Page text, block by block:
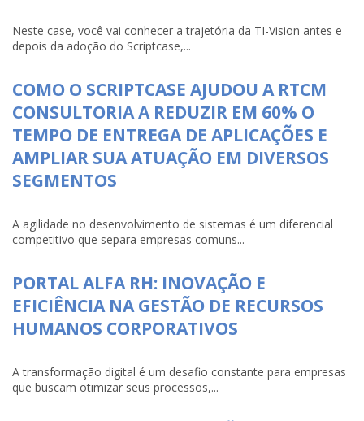
Neste case, você vai conhecer a trajetória da TI-Vision antes e
depois da adoção do Scriptcase,...
COMO O SCRIPTCASE AJUDOU A RTCM
CONSULTORIA A REDUZIR EM 60% O
TEMPO DE ENTREGA DE APLICAÇÕES E
AMPLIAR SUA ATUAÇÃO EM DIVERSOS
SEGMENTOS
A agilidade no desenvolvimento de sistemas é um diferencial
competitivo que separa empresas comuns...
PORTAL ALFA RH: INOVAÇÃO E
EFICIÊNCIA NA GESTÃO DE RECURSOS
HUMANOS CORPORATIVOS
A transformação digital é um desafio constante para empresas
que buscam otimizar seus processos,...